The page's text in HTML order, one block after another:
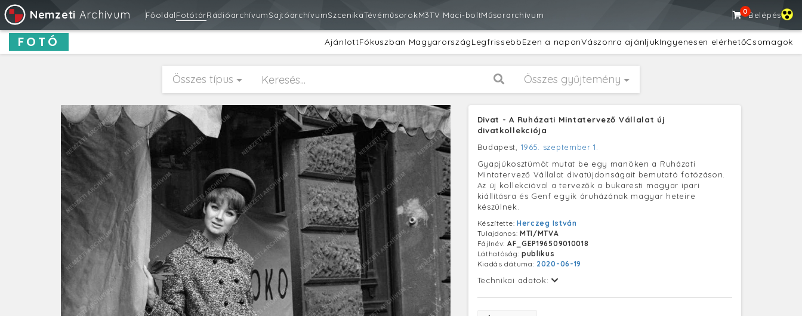
Nemzeti Archívum FőoldalFotótárRádióarchívumSajtóarchívumSzcenikaTévéműsorokM3TV Maci-boltMűsorarchívum 0Belépés
FOTÓ AjánlottFókuszban MagyarországLegfrissebbEzen a naponVászonra ajánljukIngyenesen elérhetőCsomagok
Összes típus Összes gyűjtemény
Divat - A Ruházati Mintatervező Vállalat új
divatkollekciója
Budapest, 1965. szeptember 1.
Gyapjúkosztümöt mutat be egy manöken a Ruházati
Mintatervező Vállalat divatújdonságait bemutató fotózáson.
Az új kollekcióval a tervezők a bukaresti magyar ipari
kiállításra és Genf egyik áruházának magyar heteire
készülnek.
Készítette: Herczeg István
Tulajdonos: MTI/MTVA
Fájlnév: AF_GEP196509010018
Láthatóság: publikus
Kiadás dátuma: 2020-06-19
Technikai adatok: